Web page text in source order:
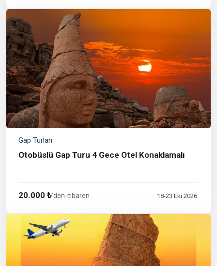
Gap Turları
Otobüslü Gap Turu 4 Gece Otel Konaklamalı
20.000 ₺'den itibaren 18-23 Eki 2026